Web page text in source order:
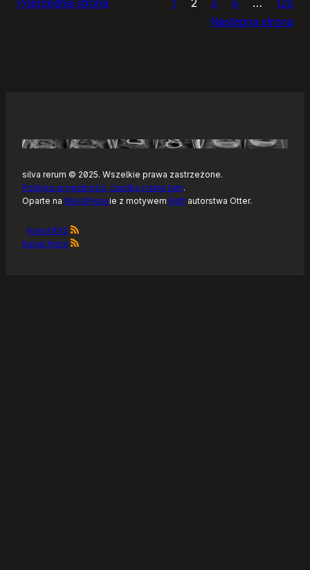
Następna strona
silva rerum © 2025. Wszelkie prawa zastrzeżone.
Polityka prywatności, ciastka i takie tam.
Oparte na WordPressie z motywem Raft autorstwa Otter.
Kanał RSS
Kanał Atom